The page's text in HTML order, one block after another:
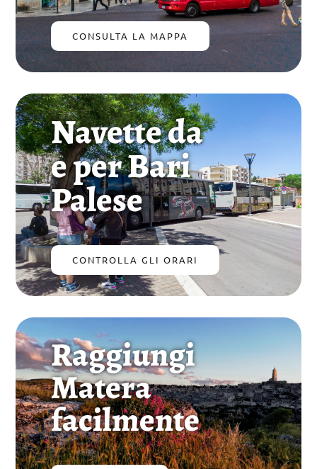
CONSULTA LA MAPPA
Navette da
e per Bari
Palese
CONTROLLA GLI ORARI
Raggiungi
Matera
facilmente